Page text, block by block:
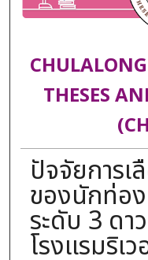
THESES
ปัจจัยการ
ของนักท่อง
ระดับ 3 ด
โรงแรมริเ